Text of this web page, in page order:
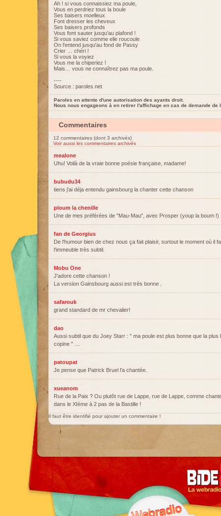
Ah ! si vous connaissiez ma poule,
Vous en perdriez tous la boule
Ses baisers moelleux
Font dresser les cheveux
Ses baisers profonds
Vous font sauter jusqu'au plafond !
Si vous saviez comme elle roucoule
On l'entend jusqu'au fond de Passy
Crier … chéri !
Si vous la voyiez
Vous me la chiperiez !
Mais… vous ne connaîtrez pas ma poule.
----
Source : paroles.net
Paroles en attente d'une autorisation des ayants droit.
Nous nous engageons à en retirer l'affichage en cas de demande de
Commentaires
12 commentaires (dont 3 archivés)
Voir aussi les commentaires archivés
mealone
Uhu! Voilà de la vraie bonne poésie française, madame!
bubudu34
tiens j'ai déja entendu gainsbourg la chanter cette chanson
ploum la chenille
Une de mes préférées de "Mau-Mau", avec Prosper (youp la boum !)
fan de Georgius
De l'humour bien de chez nous ça fait plaisir, surtout le moment où il
l'immeuble très subtil.
Mobu One
J'adore cette chanson !
La version Gainsbourg aussi est très bonne .
safarouk
grand standard de mr chevalier!
dao
Aussi subtil que du Joey Starr : " ma poule est plus bonne que la plus
copine " …
patoupat
Je pense que Patrick Bruel l'a chantée.
xueanom
Rue de la Paix ? Ou plutôt rue de Lappe, rue de Lappe, comme
dans le XIème à 2 pas de la Bastille !
Il faut être identifié pour ajouter un commentaire !